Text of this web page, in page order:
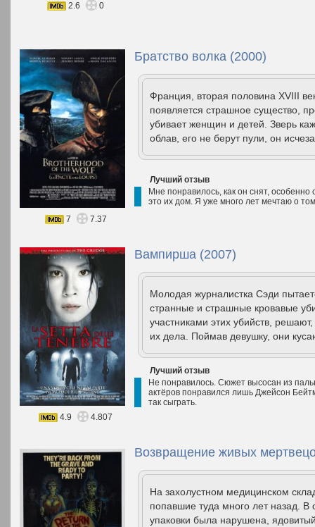
2.6
0
Братство волка (2000)
Франция, вторая половина XVIII
появляется страшное существо,
убивает женщин и детей. Зверь
облав, его не берут пули, он
Лучший отзыв
Мне понравилось, как он снят,
это их дом. Я уже много лет мечтаю о
7
7.37
Вампирша (2007)
Молодая журналистка Сэди
странные и страшные кровавые
участниками этих убийств,
их дела. Поймав девушку, они
Лучший отзыв
Не понравилось. Сюжет высосан из
актёров понравился лишь Джейсон
так сыграть.
4.9
4.807
Возвращение живых
На захолустном медицинском
попавшие туда много лет назад. В
упаковки была нарушена,